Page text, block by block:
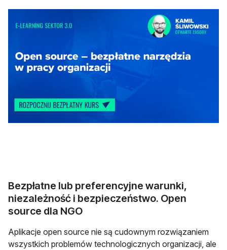
Bezpłatne lub preferencyjne warunki,
niezależność i bezpieczeństwo. Open
source dla NGO
Aplikacje open source nie są cudownym rozwiązaniem
wszystkich problemów technologicznych organizacji, ale